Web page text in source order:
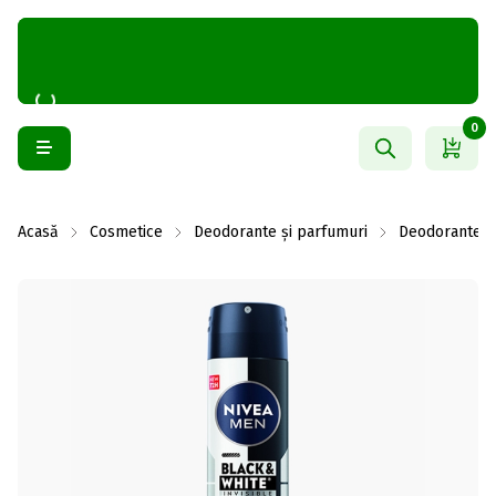
0
Acasă Cosmetice Deodorante și parfumuri Deodorante